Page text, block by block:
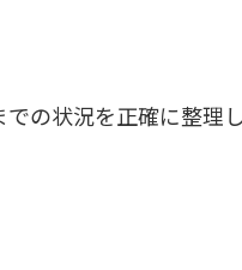
の状況を正確に整理